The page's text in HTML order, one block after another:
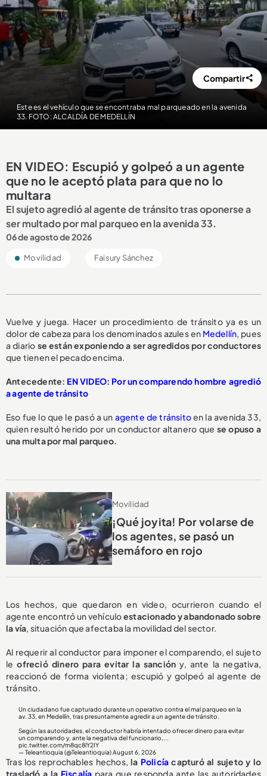
Este es el vehículo que se encontraba mal parqueado en la avenida
33. FOTO: ALCALDÍA DE MEDELLÍN
Compartir
EN VIDEO: Escupió y golpeó a un agente
que no le aceptó plata para que no lo
multara
El sujeto agredió al agente de tránsito tras oponerse a
ser multado por mal parqueo en la avenida 33.
06 de agosto de 2026
Movilidad Faisury Sánchez
Vuelve y juega. Hacer un procedimiento de tránsito ya es un
dolor de cabeza para los denominados azules en Medellín, pues
a diario se están exponiendo a seragredidos por conductores
que tienen el pecado encima.
Antecedente: EN VIDEO: Por un comparendo hombre agredió
a agente de tránsito
Eso fue lo que le pasó a un agente de tránsitoen la avenida 33,
quien resultó herido por un conductor altanero que se opuso a
una multapor mal parqueo.
Movilidad
¡Qué joyita! Por volarse de
los agentes, se pasó un
semáforo en rojo
Los hechos, que quedaron en video, ocurrieron cuando el
agente encontró un vehículoestacionado y abandonado sobre
la vía, situación que afectaba la movilidad del sector.
Al requerir al conductor para imponer el comparendo, el sujeto
leofreció dinero para evitar la sanción y, ante la negativa,
reaccionó de forma violenta; escupió y golpeó al agente de
tránsito.
Un ciudadano fue capturado durante un operativo contra el mal parqueo en la
av. 33, en Medellín, tras presuntamente agredir a un agente de tránsito.
Según las autoridades, el conductor habría intentado ofrecer dinero para evitar
un comparendo y, ante la negativa del funcionario,...
pic.twitter.com/m8qc8lY2IY
— Teleantioquia (@Teleantioquia)August 6, 2026
Tras los reprochables hechos,la Policía capturó al sujeto y lo
trasladó a la Fiscalía para que responda ante las autoridades